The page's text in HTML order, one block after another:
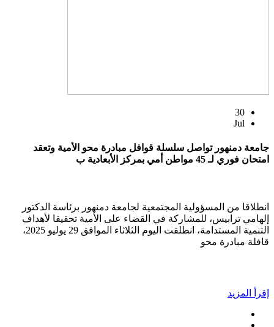
30
Jul
جامعة دمنهور تواصل سلسلة قوافل مبادرة محو الأمية وتعقد
امتحان فوري لـ 45 مواطن أمي بمركز الأبعادية ب
انطلاقا من المسؤولية المجتمعية لجامعة دمنهور برئاسة الدكتور
إلهامي ترابيس، للمشاركة في القضاء على الأمية تحقيقا لأهداف
التنمية المستدامة، انطلقت اليوم الثلاثاء الموافق 29 يوليو 2025،
قافلة مبادرة محو
إقرأ المزيد